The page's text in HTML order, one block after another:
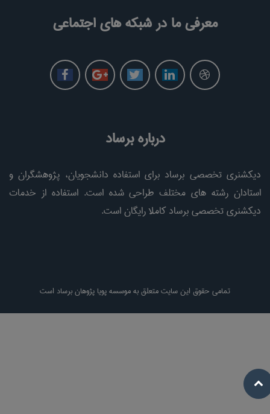
معرفی ما در شبکه های اجتماعی
درباره برساد
دیکشنری تخصصی برساد برای استفاده دانشجویان، پژوهشگران و
استادان رشته های مختلف طراحی شده است. استفاده از خدمات
دیکشنری تخصصی برساد کاملا رایگان است.
تمامی حقوق این سایت متعلق به موسسه پویا پژوهان برساد است